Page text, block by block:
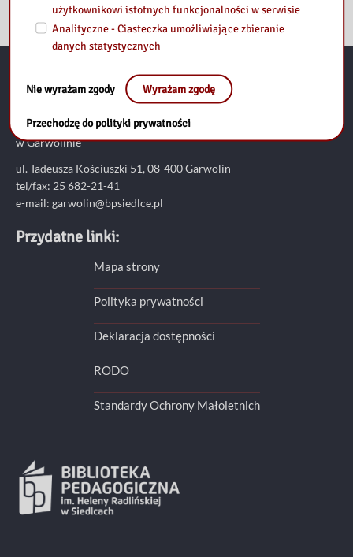
Kontakt:
Biblioteka Pedagogiczna im. Heleny Radlińskiej w Siedlcach. Filia
w Garwolinie
ul. Tadeusza Kościuszki 51, 08-400 Garwolin
tel/fax: 25 682-21-41
e-mail: garwolin@bpsiedlce.pl
Przydatne linki:
Mapa strony
Polityka prywatności
Deklaracja dostępności
RODO
Standardy Ochrony Małoletnich
użytkownikowi istotnych funkcjonalności w serwisie
Analityczne - Ciasteczka umożliwiające zbieranie
danych statystycznych
Nie wyrażam zgody Wyrażam zgodę
Przechodzę do polityki prywatności